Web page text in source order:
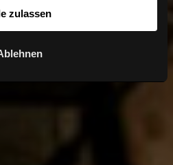
zulassen